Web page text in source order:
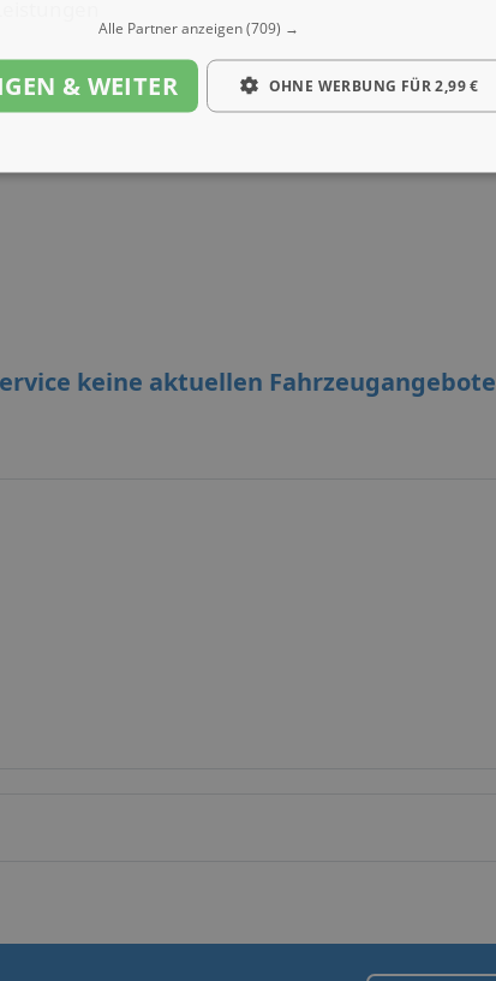
keine aktuellen Fahrzeugangebote
Alle Partner anzeigen(709) →
& WEITER OHNE WERBUNG FÜR 2,99 €